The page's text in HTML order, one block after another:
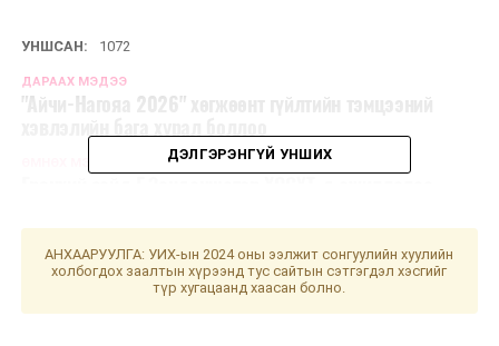
УНШСАН: 1072
ДАРААХ МЭДЭЭ
"Айчи-Нагояа 2026" хөгжөөнт гүйлтийн тэмцээний
ДЭЛГЭРЭНГҮЙ УНШИХ
АНХААРУУЛГА: УИХ-ын 2024 оны ээлжит сонгуулийн хуулийн
холбогдох заалтын хүрээнд тус сайтын сэтгэгдэл хэсгийг
түр хугацаанд хаасан болно.